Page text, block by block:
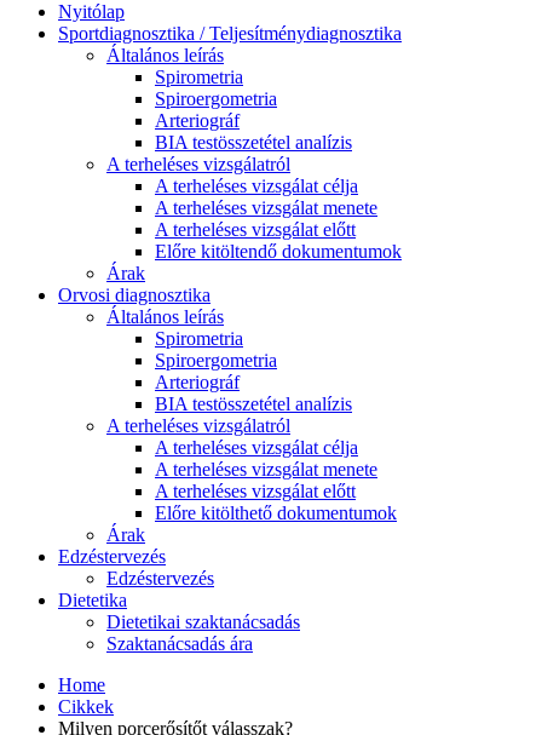
Nyitólap
Sportdiagnosztika / Teljesítménydiagnosztika
Általános leírás
Spirometria
Spiroergometria
Arteriográf
BIA testösszetétel analízis
A terheléses vizsgálatról
A terheléses vizsgálat célja
A terheléses vizsgálat menete
A terheléses vizsgálat előtt
Előre kitöltendő dokumentumok
Árak
Orvosi diagnosztika
Általános leírás
Spirometria
Spiroergometria
Arteriográf
BIA testösszetétel analízis
A terheléses vizsgálatról
A terheléses vizsgálat célja
A terheléses vizsgálat menete
A terheléses vizsgálat előtt
Előre kitölthető dokumentumok
Árak
Edzéstervezés
Edzéstervezés
Dietetika
Dietetikai szaktanácsadás
Szaktanácsadás ára
Home
Cikkek
Milyen porcerősítőt válasszak?